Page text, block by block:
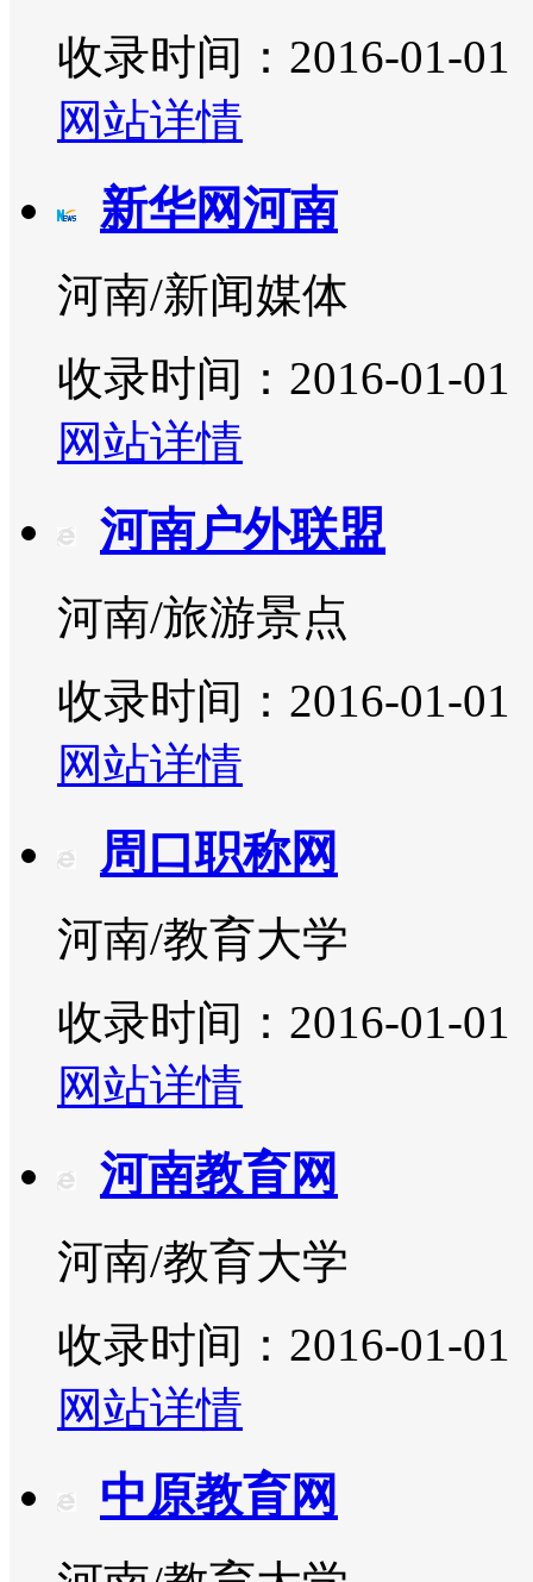
收录时间：2016-01-01
网站详情
新华网河南
河南/新闻媒体
收录时间：2016-01-01
网站详情
河南户外联盟
河南/旅游景点
收录时间：2016-01-01
网站详情
周口职称网
河南/教育大学
收录时间：2016-01-01
网站详情
河南教育网
河南/教育大学
收录时间：2016-01-01
网站详情
中原教育网